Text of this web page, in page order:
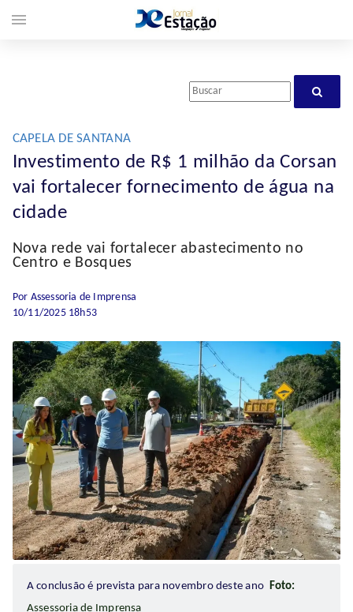
CAPELA DE SANTANA
Investimento de R$ 1 milhão da Corsan
vai fortalecer fornecimento de água na
cidade
Nova rede vai fortalecer abastecimento no
Centro e Bosques
Por Assessoria de Imprensa
10/11/2025 18h53
A conclusão é prevista para novembro deste ano Foto:
Assessoria de Imprensa
menu